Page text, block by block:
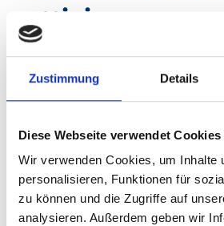
Zustimmung Details
Diese Webseite verwendet Cookies
Wir verwenden Cookies, um Inhalte
personalisieren, Funktionen für
zu können und die Zugriffe auf
analysieren. Außerdem geben wir
ottici
La finitura delle superfici ha
L'elenco è lungo: zincatura,
nichel, zinco-ferro, Geomet,
utilizzano Gleitmo 605,
Tension. La cromatura,
lucidatura sono spesso